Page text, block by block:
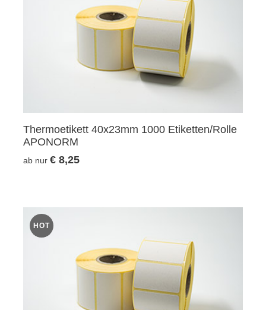
Thermoetikett 40x23mm 1000 Etiketten/Rolle
APONORM
ab nur € 8,25
HOT